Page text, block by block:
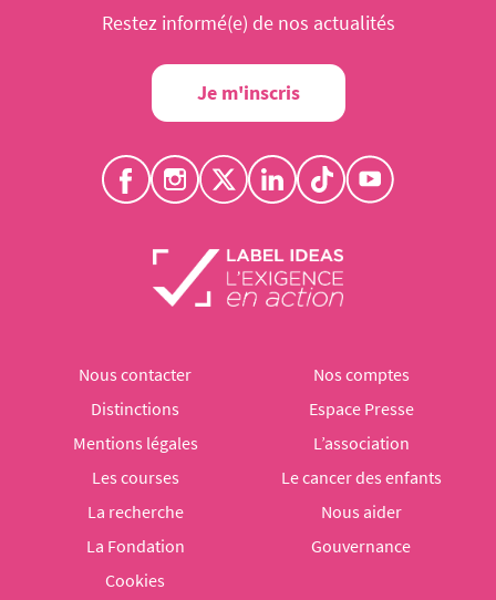
Restez informé(e) de nos actualités
Je m'inscris
Nous contacter
Nos comptes
Distinctions
Espace Presse
Mentions légales
L’association
Les courses
Le cancer des enfants
La recherche
Nous aider
La Fondation
Gouvernance
Cookies